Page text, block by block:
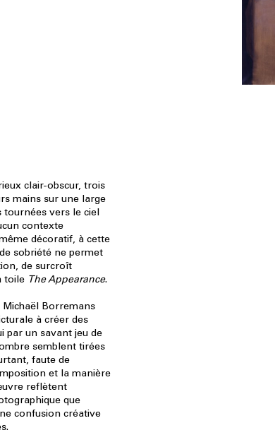
clair-obscur, trois
mains sur une large
tournées vers le ciel
contexte
décoratif, à cette
sobriété ne permet
de surcroît
toile The Appearance.
Michaël Borremans
à créer des
par un savant jeu de
semblent tirées
faute de
et la manière
reflètent
que
confusion créative